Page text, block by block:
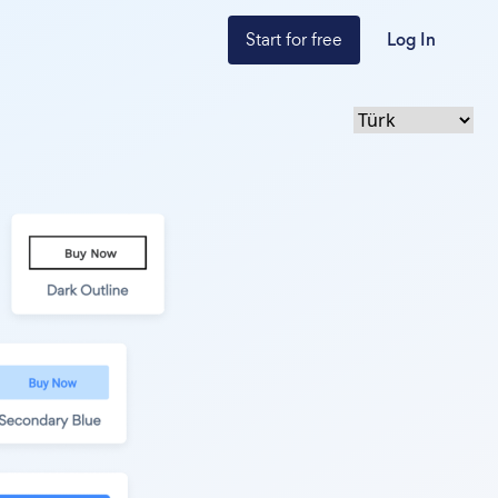
Start for free Log In